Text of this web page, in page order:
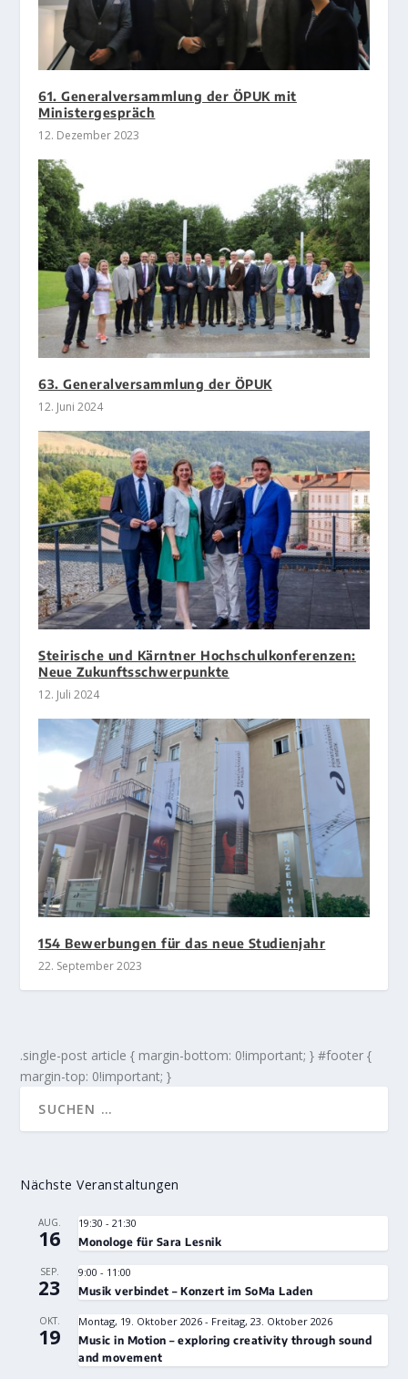
61. Generalversammlung der ÖPUK mit
Ministergespräch
12. Dezember 2023
63. Generalversammlung der ÖPUK
12. Juni 2024
Steirische und Kärntner Hochschulkonferenzen:
Neue Zukunftsschwerpunkte
12. Juli 2024
154 Bewerbungen für das neue Studienjahr
22. September 2023
.single-post article { margin-bottom: 0!important; } #footer {
margin-top: 0!important; }
Nächste Veranstaltungen
AUG.
16
19:30 -21:30
Monologe für Sara Lesnik
SEP.
23
9:00 - 11:00
Musik verbindet – Konzert im SoMa Laden
OKT.
19
Montag, 19. Oktober 2026 - Freitag, 23. Oktober 2026
Music in Motion – exploring creativity through sound
and movement